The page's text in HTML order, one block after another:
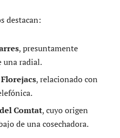
destacan:
, presuntamente
una radial.
, relacionado con
Comtat, cuyo origen
de una cosechadora.